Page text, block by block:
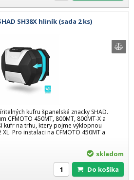
SH38X hliník (sada 2 ks)
kufru španelské znacky SHAD.
CFMOTO 450MT, 800MT, 800MT-X a
kufr na trhu, ktery pojme výklopnou
Pro instalaci na CFMOTO 450MT a
skladom
Do košíka